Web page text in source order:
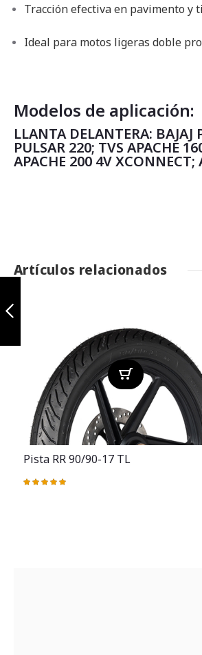
Tracción efectiva en pavimento y
Ideal para motos ligeras doble
Modelos de aplicación:
LLANTA DELANTERA:
PULSAR 220; TVS APACHE
APACHE 200 4V
Artículos relacionados
Pista RR 90/90-17 TL
Valoración: